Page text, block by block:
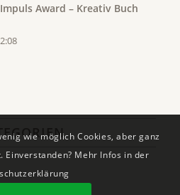
Award – Kreativ Buch
wie möglich Cookies, aber ganz
Einverstanden? Mehr Infos in der